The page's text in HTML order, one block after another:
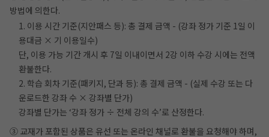
방법에 의한다.
1. 이용 시간 기준(지안패스 등): 총 결제 금액 - (강좌 정가 기준 1일 이
용대금 × 기 이용일수)
단, 이용 가능 기간 개시 후 7일 이내이면서 2강 이하 수강 시에는 전액
환불한다.
2. 학습 회차 기준(패키지, 단과 등): 총 결제 금액 - (실제 수강 또는 다
운로드한 강좌 수 × 강좌별 단가)
강좌별 단가는 ‘강좌 정가 ÷ 전체 강의 수’로 산정한다.
③ 교재가 포함된 상품은 유선 또는 온라인 채널로 환불을 요청해야 하며,